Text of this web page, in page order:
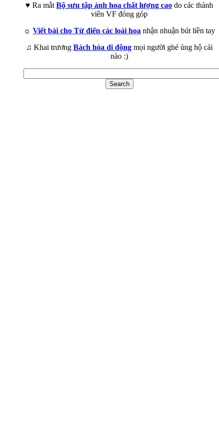
♥ Ra mắt Bộ sưu tập ảnh hoa chất lượng cao do các thành
viên VF đóng góp
☼ Viết bài cho Từ điển các loài hoa nhận nhuận bút liền tay
♫ Khai trương Bách hóa di động mọi người ghé ủng hộ cái
nào :)